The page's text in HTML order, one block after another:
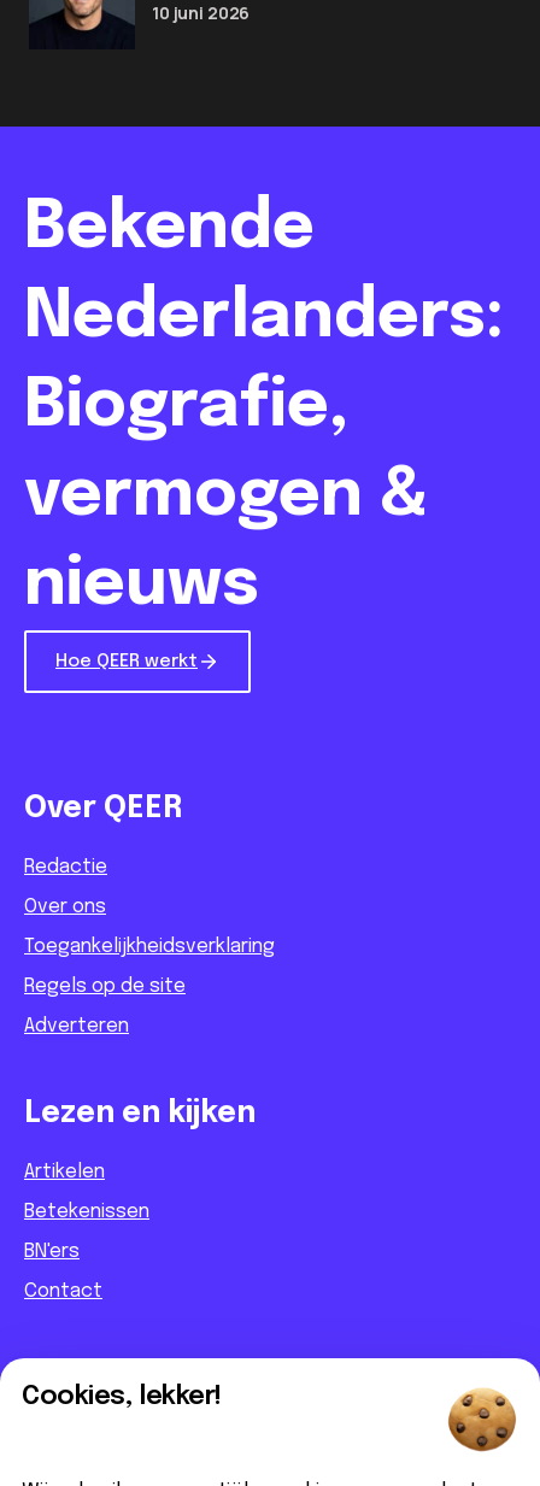
10 juni 2026
Bekende
Nederlanders:
Biografie,
vermogen &
nieuws
Hoe QEER werkt
Over QEER
Redactie
Over ons
Toegankelijkheidsverklaring
Regels op de site
Adverteren
Lezen en kijken
Artikelen
Betekenissen
BN'ers
Contact
Informatief
Partnerbijdrage
Cookies, lekker!